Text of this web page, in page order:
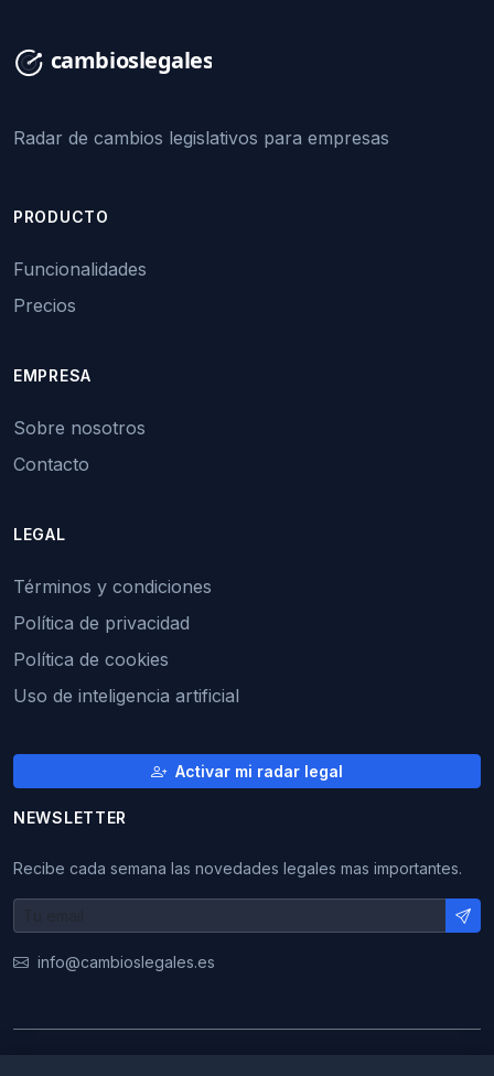
Radar de cambios legislativos para empresas
PRODUCTO
Funcionalidades
Precios
EMPRESA
Sobre nosotros
Contacto
LEGAL
Términos y condiciones
Política de privacidad
Política de cookies
Uso de inteligencia artificial
Activar mi radar legal
NEWSLETTER
Recibe cada semana las novedades legales mas importantes.
info@cambioslegales.es